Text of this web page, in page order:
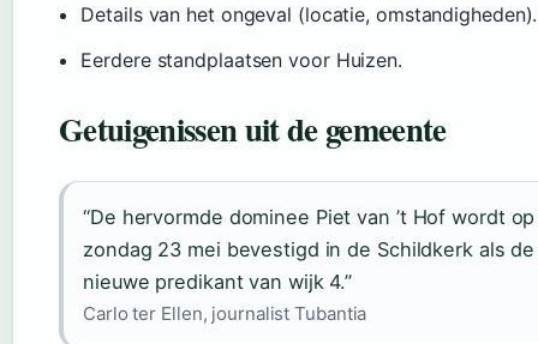
Details van het ongeval (locatie, omstandigheden).
Eerdere standplaatsen voor Huizen.
Getuigenissen uit de gemeente
“De hervormde dominee Piet van ’t Hof wordt op
zondag 23 mei bevestigd in de Schildkerk als de
nieuwe predikant van wijk 4.”
Carlo ter Ellen, journalist Tubantia